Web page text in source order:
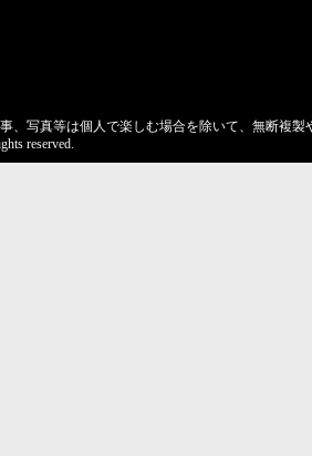
、写真等は個人で楽しむ場合を除いて、無断複
reserved.